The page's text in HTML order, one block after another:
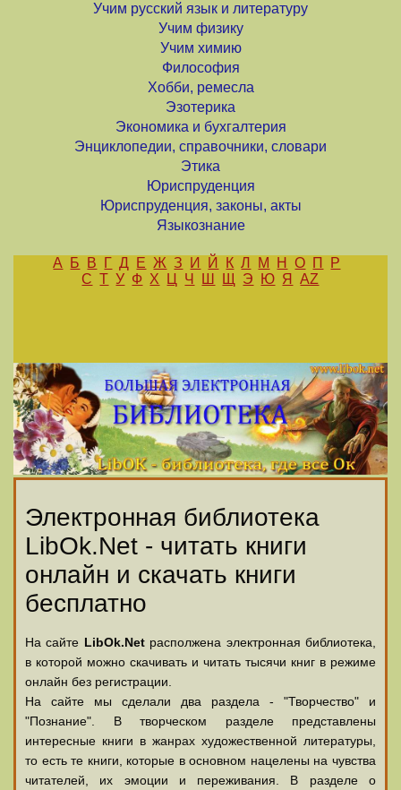
Учим русский язык и литературу
Учим физику
Учим химию
Философия
Хобби, ремесла
Эзотерика
Экономика и бухгалтерия
Энциклопедии, справочники, словари
Этика
Юриспруденция
Юриспруденция, законы, акты
Языкознание
А Б В Г Д Е Ж З И Й К Л М Н О П
Р
С Т У Ф Х Ц Ч Ш Щ Э Ю Я AZ
Электронная библиотека
LibOk.Net - читать книги
онлайн и скачать книги
бесплатно
На сайте LibOk.Netрасполжена электронная библиотека,
в которой можно скачивать и читать тысячи книг в режиме
онлайн без регистрации.
На сайте мы сделали два раздела - "Творчество" и
"Познание". В творческом разделе представлены
интересные книги в жанрах художественной литературы,
то есть те книги, которые в основном нацелены на чувства
читателей, их эмоции и переживания. В разделе о